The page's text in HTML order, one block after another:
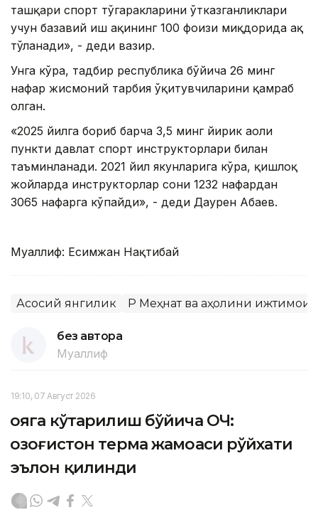
ташқари спорт тўгаракларини ўтказганликлари
учун базавий иш ҳақининг 100 фоизи миқдорида ҳақ
тўланади», - деди вазир.
Унга кўра, тадбир республика бўйича 26 минг
нафар жисмоний тарбия ўқитувчиларини қамраб
олган.
«2025 йилга бориб барча 3,5 минг йирик аҳоли
пункти давлат спорт инструкторлари билан
таъминланади. 2021 йил якунларига кўра, қишлоқ
жойларда инструкторлар сони 1232 нафардан
3065 нафарга кўпайди», - деди Даурен Абаев.
Муаллиф: Есимжан Нақтибай
Асосий янгилик ҚР Меҳнат ва аҳолини
без автора
Муаллиф
19:10, 07 Август 2026
Қояга кўтарилиш бўйича ОЧ:
Қозоғистон терма жамоаси рўйхати
эълон қилинди